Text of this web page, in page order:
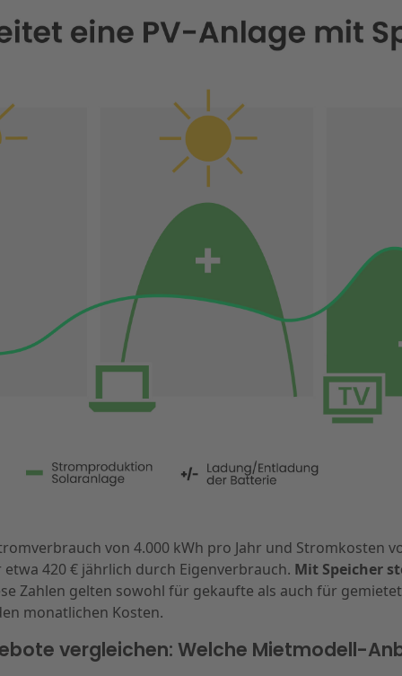
von 4.000 kWh pro Jahr und Stromkosten
420 € jährlich durch Eigenverbrauch. Mit Speicher
Zahlen gelten sowohl für gekaufte als auch für
monatlichen Kosten.
vergleichen: Welche Mietmodell-